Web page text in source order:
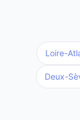
Loire-
Deux-